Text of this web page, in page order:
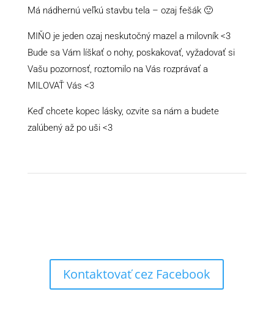
Má nádhernú veľkú stavbu tela – ozaj fešák 🙂
MIŇO je jeden ozaj neskutočný mazel a milovník <3
Bude sa Vám líškať o nohy, poskakovať, vyžadovať si
Vašu pozornosť, roztomilo na Vás rozprávať a
MILOVAŤ Vás <3
Keď chcete kopec lásky, ozvite sa nám a budete
zalúbený až po uši <3
Kontaktovať cez Facebook